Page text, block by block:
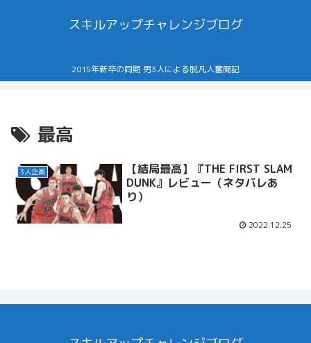
スキルアップチャレンジブログ
2015年新卒の同期 男3人による脱凡人奮闘記
最高
3人企画
【結局最高】『THE FIRST SLAM
DUNK』レビュー（ネタバレあ
り）
2022.12.25